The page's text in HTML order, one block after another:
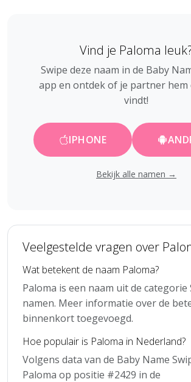
Vind je Paloma
Swipe deze naam in de Baby
app en ontdek of je partner hem
vindt!
IPHONE
Bekijk alle namen →
Veelgestelde vragen over
Wat betekent de naam Paloma?
Paloma is een naam uit de categorie
namen. Meer informatie over de
binnenkort toegevoegd.
Hoe populair is Paloma in Nederland?
Volgens data van de Baby Name
Paloma op positie #2429 in de